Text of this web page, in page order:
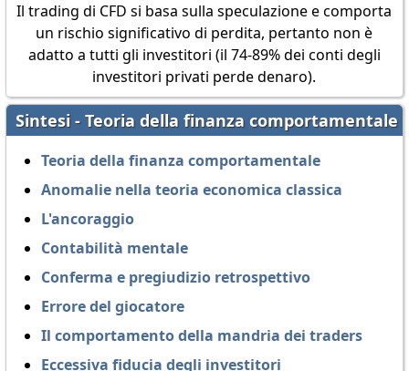
Il trading di CFD si basa sulla speculazione e comporta
un rischio significativo di perdita, pertanto non è
adatto a tutti gli investitori (il 74-89% dei conti degli
investitori privati perde denaro).
Sintesi - Teoria della finanza comportamentale
Teoria della finanza comportamentale
Anomalie nella teoria economica classica
L'ancoraggio
Contabilità mentale
Conferma e pregiudizio retrospettivo
Errore del giocatore
Il comportamento della mandria dei traders
Eccessiva fiducia degli investitori